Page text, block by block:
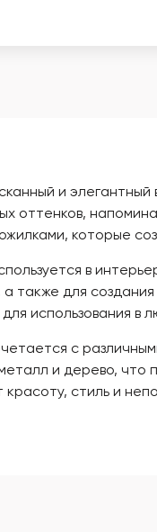
и
оттенков,
которые
в
также для
использования в
с
и дерево, что
стиль и